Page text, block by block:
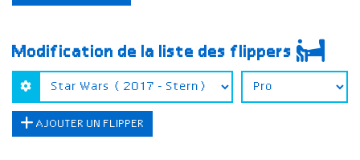
Modification de la liste des flippers
AJOUTER UN FLIPPER